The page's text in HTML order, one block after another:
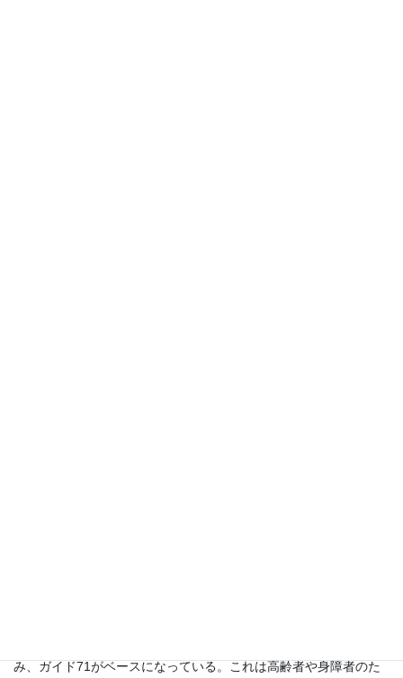
み、ガイド71がベースになっている。これは高齢者や身障者のた